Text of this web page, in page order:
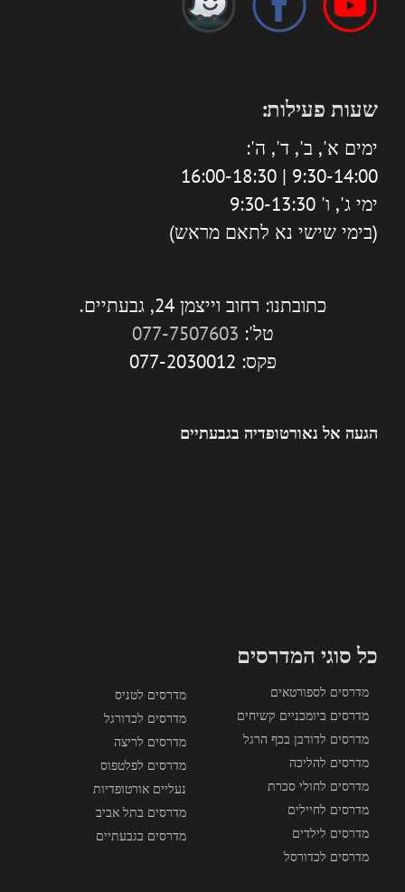
שעות פעילות:
ימים א', ב', ד', ה':
9:30-14:00 | 16:00-18:30
ימי ג', ו' 9:30-13:30
(בימי שישי נא לתאם מראש)
כתובתנו: רחוב וייצמן 24, גבעתיים.
טל': 077-7507603
פקס: 077-2030012
הגעה אל נאורטופדיה בגבעתיים
כל סוגי המדרסים
מדרסים לספורטאים
מדרסים ביומכניים קשיחים
מדרסים לדורבן בכף הרגל
מדרסים להליכה
מדרסים לחולי סכרת
מדרסים לחיילים
מדרסים לילדים
מדרסים לכדורסל
מדרסים לטניס
מדרסים לכדורגל
מדרסים לריצה
מדרסים לפלטפוס
נעליים אורטופדיות
מדרסים בתל אביב
מדרסים בגבעתיים